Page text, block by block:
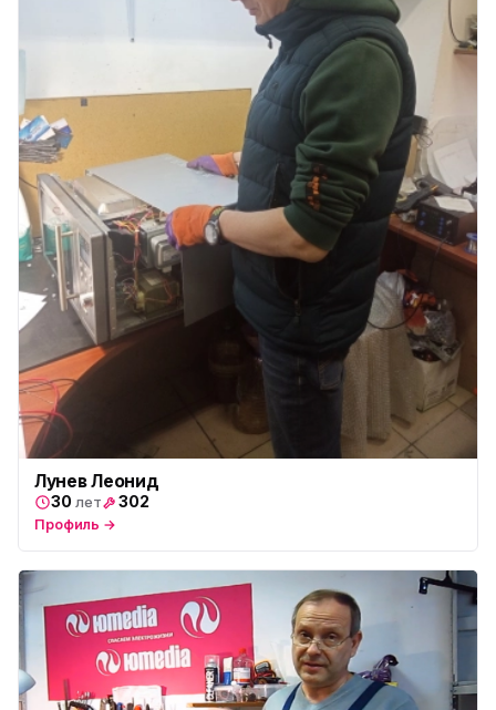
Лунев Леонид
30 лет 302
Профиль →